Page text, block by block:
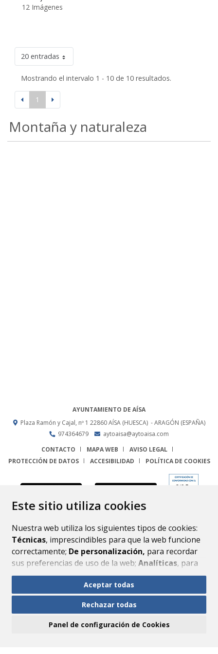
Este sitio utiliza cookies
Nuestra web utiliza los siguientes tipos de cookies:
Técnicas, imprescindibles para que la web funcione
correctamente; De personalización, para recordar
sus preferencias de uso de la web; Analíticas, para
mejorar el funcionamiento de la web y sus servicios.
Si acepta pulsando el botón“Aceptar todas”
consideramos que acepta su uso. Si pulsa el botón
ninguna acción, se guardarán las cookies técnicas
Aceptar todas
Rechazar todas
Panel de configuración de Cookies
12 Imágenes
20 entradas
Mostrando el intervalo 1 - 10 de 10 resultados.
1
Montaña y naturaleza
AYUNTAMIENTO DE AÍSA
Plaza Ramón y Cajal, nº 1 22860 AÍSA (HUESCA) - ARAGÓN (ESPAÑA)
974364679
aytoaisa@aytoaisa.com
CONTACTO
MAPA WEB
AVISO LEGAL
PROTECCIÓN DE DATOS
ACCESIBILIDAD POLÍTICA DE COOKIES